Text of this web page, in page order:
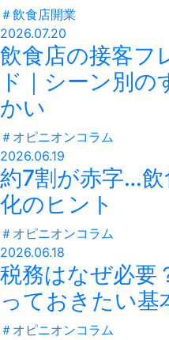
＃飲食店開業
2026.07.20
飲食店の接客フ
ド｜シーン別
かい
＃ オピニオンコラム
2026.06.19
約7割が赤字…
化のヒント
＃ オピニオンコラム
2026.06.18
税務はなぜ必要
っておきたい基
＃ オピニオンコラム